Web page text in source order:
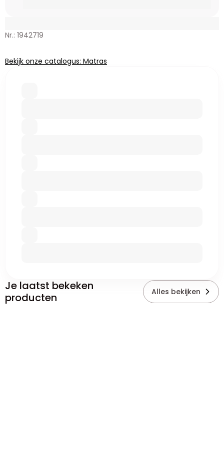
Nr.: 1942719
Bekijk onze catalogus: Matras
Je laatst bekeken
producten
Alles bekijken